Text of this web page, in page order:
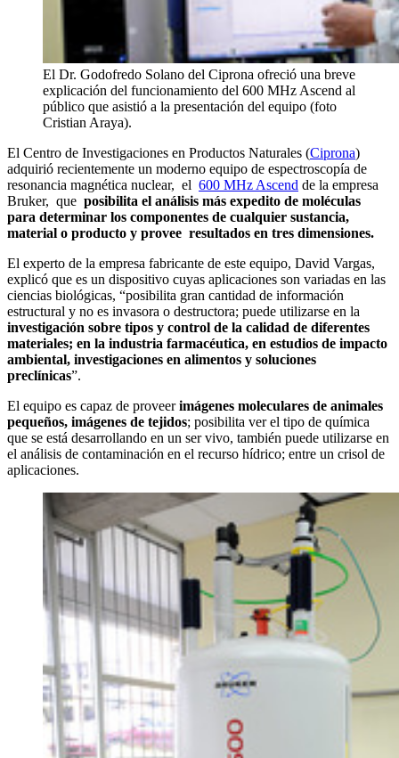
El Dr. Godofredo Solano del Ciprona ofreció una breve
explicación del funcionamiento del 600 MHz Ascend al
público que asistió a la presentación del equipo (foto
Cristian Araya).
El Centro de Investigaciones en Productos Naturales (Ciprona)
adquirió recientemente un moderno equipo de espectroscopía de
resonancia magnética nuclear, el 600 MHz Ascend de la empresa
Bruker, que posibilita el análisis más expedito de moléculas
para determinar los componentes de cualquier sustancia,
material o producto y provee resultados en tres dimensiones.
El experto de la empresa fabricante de este equipo, David Vargas,
explicó que es un dispositivo cuyas aplicaciones son variadas en las
ciencias biológicas, “posibilita gran cantidad de información
estructural y no es invasora o destructora; puede utilizarse en la
investigación sobre tipos y control de la calidad de diferentes
materiales; en la industria farmacéutica, en estudios de impacto
ambiental, investigaciones en alimentos y soluciones
preclínicas”.
El equipo es capaz de proveerimágenes moleculares de animales
pequeños, imágenes de tejidos; posibilita ver el tipo de química
que se está desarrollando en un ser vivo, también puede utilizarse en
el análisis de contaminación en el recurso hídrico; entre un crisol de
aplicaciones.